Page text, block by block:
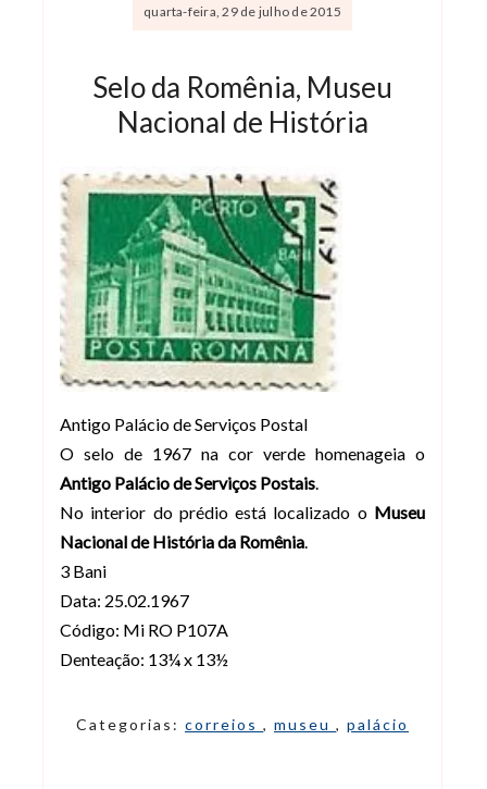
quarta-feira, 29 de julho de 2015
Selo da Romênia, Museu
Nacional de História
Antigo Palácio de Serviços Postal
O selo de 1967 na cor verde homenageia o
Antigo Palácio de Serviços Postais.
No interior do prédio está localizado o Museu
Nacional de História da Romênia.
3 Bani
Data: 25.02.1967
Código: Mi RO P107A
Denteação: 13¼ x 13½
Categorias: correios , museu , palácio